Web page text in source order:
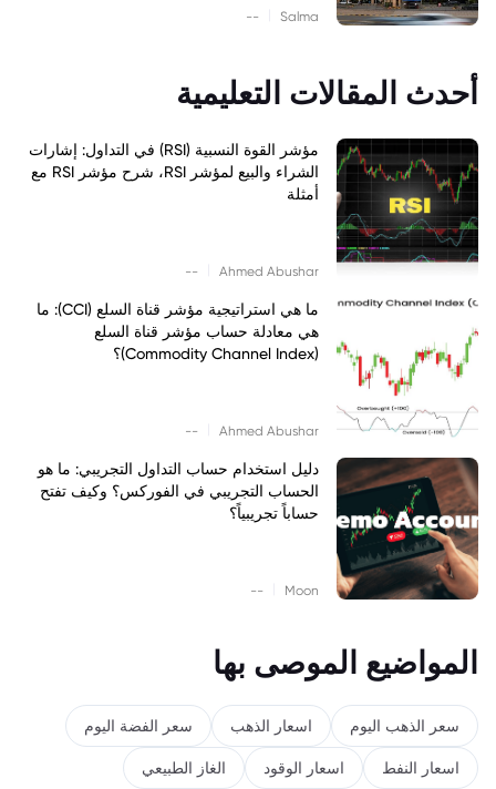
Salma
--
أحدث المقالات التعليمية
مؤشر القوة النسبية (RSI) في التداول: إشارات
الشراء والبيع لمؤشر RSI، شرح مؤشر RSI مع
أمثلة
Ahmed Abushar
--
ما هي استراتيجية مؤشر قناة السلع (CCI): ما
هي معادلة حساب مؤشر قناة السلع
(Commodity Channel Index)؟
Ahmed Abushar
--
دليل استخدام حساب التداول التجريبي: ما هو
الحساب التجريبي في الفوركس؟ وكيف تفتح
حساباً تجريبياً؟
Moon
--
المواضيع الموصى بها
سعر الذهب اليوم اسعار الذهب سعر الفضة اليوم
اسعار النفط اسعار الوقود الغاز الطبيعي